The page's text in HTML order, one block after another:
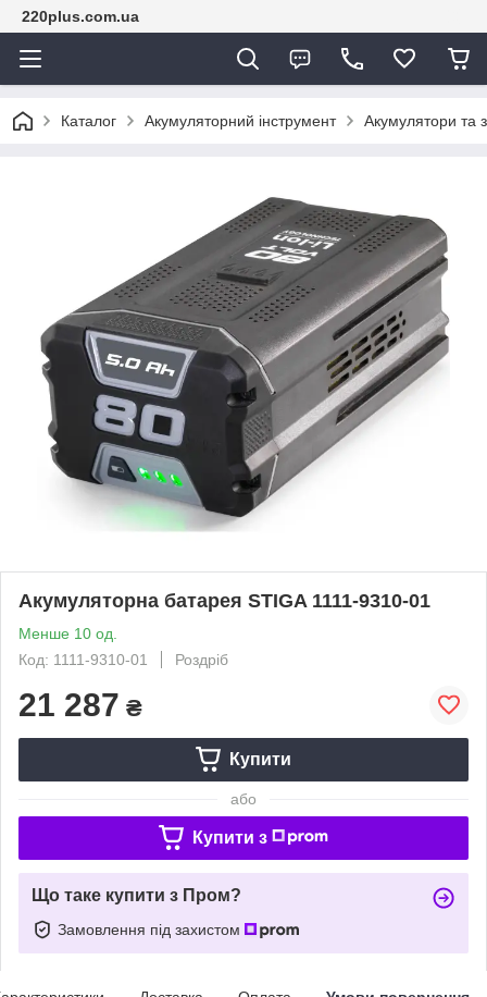
220plus.com.ua
Каталог Акумуляторний інструмент Акумулятори та
Акумуляторна батарея STIGA 1111-9310-01
Менше 10 од.
Код: 1111-9310-01
Роздріб
21 287 ₴
Купити
або
Купити з
Що таке купити з Пром?
Замовлення під захистом